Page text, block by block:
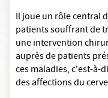
Il joue un rôle central
patients souffrant de
une intervention
auprès de patients
ces maladies, c'est-à-
des affections du